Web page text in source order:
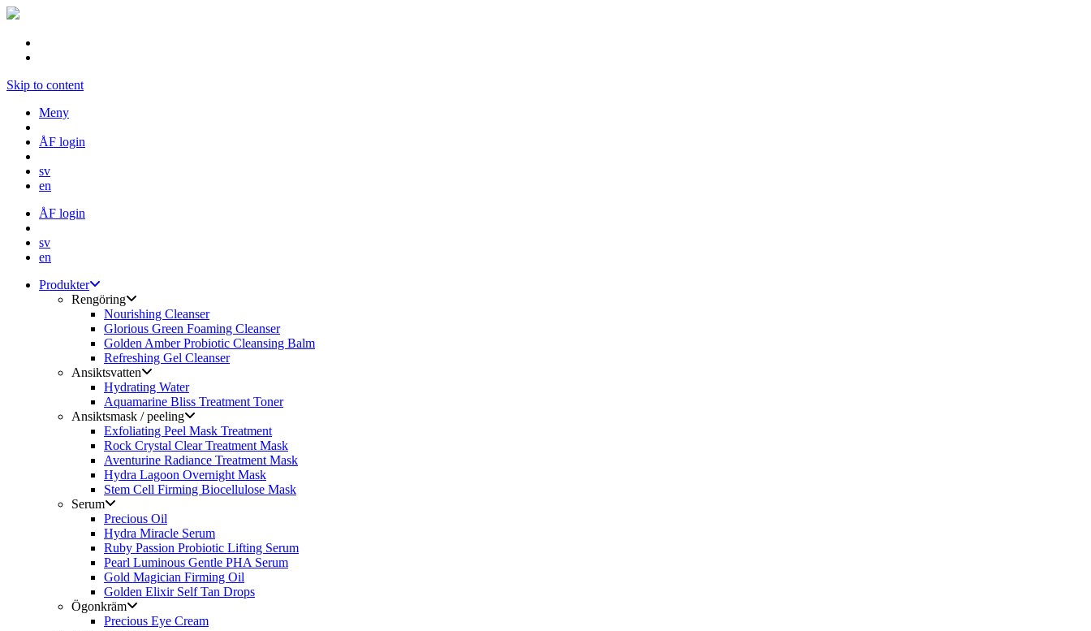
Skip to content
Meny
ÅF login
sv
en
ÅF login
sv
en
Produkter
Rengöring
Nourishing Cleanser
Glorious Green Foaming Cleanser
Golden Amber Probiotic Cleansing Balm
Refreshing Gel Cleanser
Ansiktsvatten
Hydrating Water
Aquamarine Bliss Treatment Toner
Ansiktsmask / peeling
Exfoliating Peel Mask Treatment
Rock Crystal Clear Treatment Mask
Aventurine Radiance Treatment Mask
Hydra Lagoon Overnight Mask
Stem Cell Firming Biocellulose Mask
Serum
Precious Oil
Hydra Miracle Serum
Ruby Passion Probiotic Lifting Serum
Pearl Luminous Gentle PHA Serum
Gold Magician Firming Oil
Golden Elixir Self Tan Drops
Ögonkräm
Precious Eye Cream